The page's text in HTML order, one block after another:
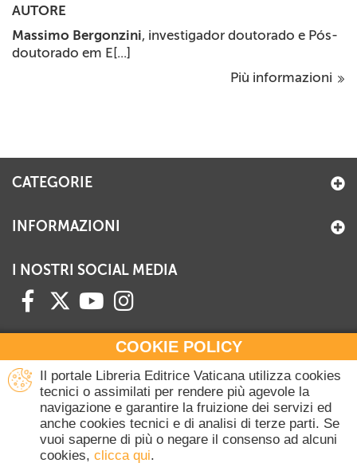
AUTORE
Massimo Bergonzini, investigador doutorado e Pós-
doutorado em E[...]
Più informazioni
COOKIE POLICY
Il portale Libreria Editrice Vaticana utilizza cookies
tecnici o assimilati per rendere più agevole la
navigazione e garantire la fruizione dei servizi ed
anche cookies tecnici e di analisi di terze parti. Se
vuoi saperne di più o negare il consenso ad alcuni
cookies, clicca qui.
CATEGORIE
INFORMAZIONI
I NOSTRI SOCIAL MEDIA
HAI BISOGNO DI INFORMAZIONI?
Contattaci all'Ufficio Commerciale
+39 06 698 45780
Lunedì-Giovedì 8-16.30
Venerdì 8-14